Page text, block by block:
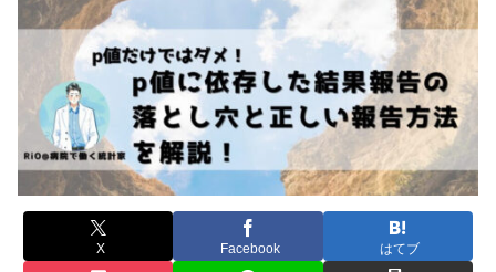
X Facebook はてブ